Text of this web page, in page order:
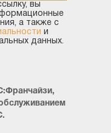
вы
а также с
и
данных.